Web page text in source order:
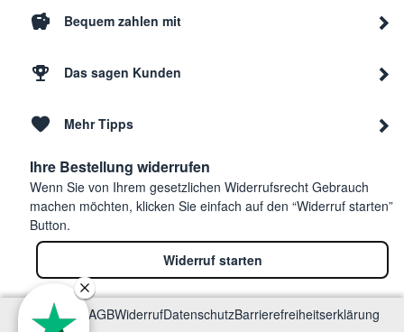
Bequem zahlen mit
Das sagen Kunden
Mehr Tipps
Ihre Bestellung widerrufen
Wenn Sie von Ihrem gesetzlichen Widerrufsrecht Gebrauch
machen möchten, klicken Sie einfach auf den “Widerruf starten”
Button.
Widerruf starten
ImpressumAGBWiderrufDatenschutzBarrierefreiheitserklärung